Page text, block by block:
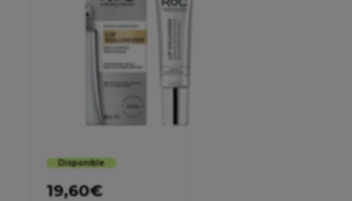
Disponible
19,60€